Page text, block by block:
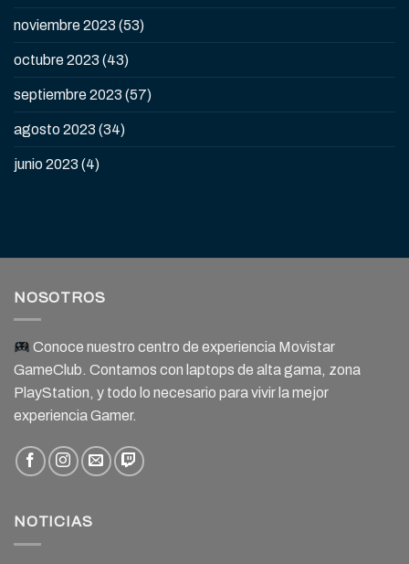
noviembre 2023 (53)
octubre 2023 (43)
septiembre 2023 (57)
agosto 2023 (34)
junio 2023 (4)
NOSOTROS
Conoce nuestro centro de experiencia Movistar
GameClub. Contamos con laptops de alta gama, zona
PlayStation, y todo lo necesario para vivir la mejor
experiencia Gamer.
NOTICIAS